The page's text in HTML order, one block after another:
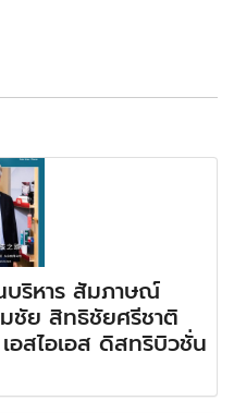
บริหาร สัมภาษณ์
ย สิทธิชัยศรีชาติ
อสไอเอส ดิสทริบิวชั่น